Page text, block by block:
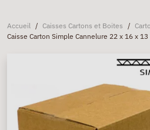
Accueil / Caisses Cartons et Boites /
Caisse Carton Simple Cannelure 22 x 16 x 13